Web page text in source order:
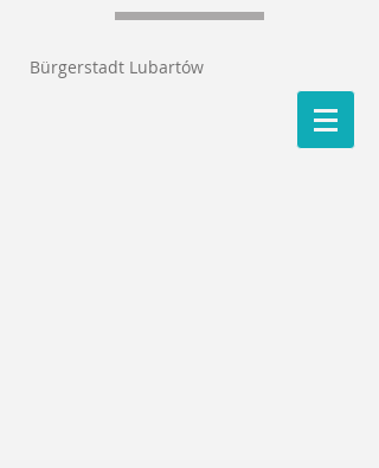
Bürgerstadt Lubartów